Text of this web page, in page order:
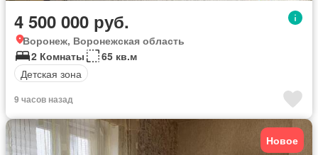
4 500 000 руб.
Воронеж, Воронежская область
2 Комнаты
65 кв.м
Детская зона
9 часов назад
Новое